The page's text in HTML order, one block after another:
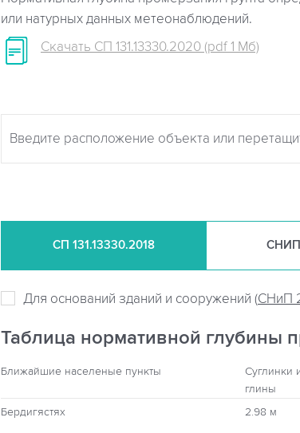
или натурных данных метеонаблюдений.
Скачать СП 131.13330.2020 (pdf 1 Мб)
СП 131.13330.2018 СНИП
Для оснований зданий и сооружений (СНиП
Таблица нормативной глубины
Ближайшие населеные пункты
Суглинки
глины
Бердигястях
2.98 м